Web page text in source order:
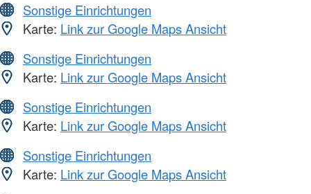
Sonstige Einrichtungen
Karte: Link zur Google Maps Ansicht
Sonstige Einrichtungen
Karte: Link zur Google Maps Ansicht
Sonstige Einrichtungen
Karte: Link zur Google Maps Ansicht
Sonstige Einrichtungen
Karte: Link zur Google Maps Ansicht